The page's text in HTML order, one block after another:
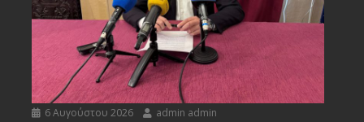
6 Αυγούστου 2026 admin admin